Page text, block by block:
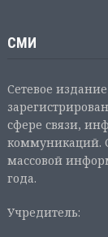
СМИ
Сетевое
сфере связи,
коммуникаций.
массовой
года.
Учредитель: